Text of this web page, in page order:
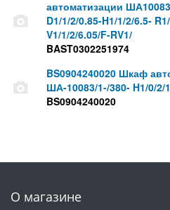
автоматизации
D1/1/2/0.85-H1/1/2/6.5-
V1/1/2/6.05/F-RV1/
BAST0302251974
BS0904240020 Шкаф
ША-10083/1-/380- H1/0/2/
BS0904240020
О магазине